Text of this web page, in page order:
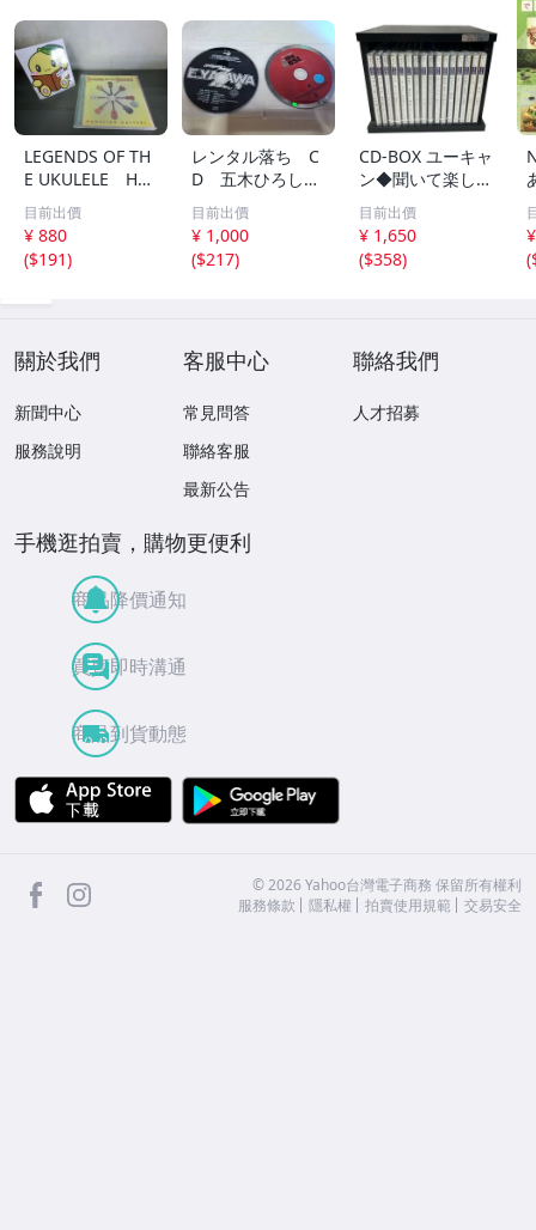
LEGENDS OF TH
E UKULELE HA
WAIIAN MASTER
S ウクレレ ハワ
イ 169
目前出價
¥ 880
($191)
レンタル落ち C
D 五木ひろし
高橋真梨子 他
中古品
目前出價
¥ 1,000
($217)
CD-BOX ユーキャ
ン◆聞いて楽しむ
日本の名作 第1巻
～第16巻 未開封
品混在 木箱付き
目前出價
¥ 1,650
($358)
(
關於我們
新聞中心
服務說明
客服中心
常見問答
聯絡客服
最新公告
聯絡我們
人才招募
手機逛拍賣，購物更便利
商品降價通知
買賣即時溝通
商品到貨動態
APP Store
facebook ©2026 Yahoo台灣電子商務 保留所有權利
服務條款
隱私權 拍賣使用規範 交易安全